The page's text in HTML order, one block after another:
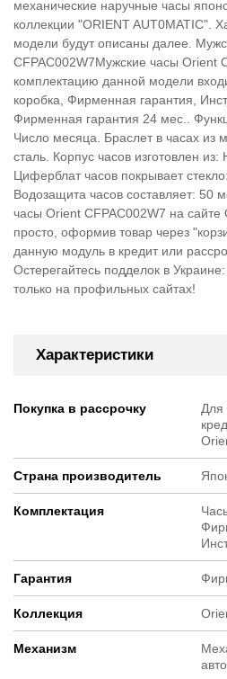
механические наручные часы
коллекции "ORIENT AUT0MATIC".
модели будут описаны далее.
CFPAC002W7Мужские часы Orient
комплектацию данной модели
коробка, Фирменная гарантия,
Фирменная гарантия 24 мес..
Число месяца. Браслет в часах
сталь. Корпус часов изготовлен
Циферблат часов покрывает
Водозащита часов составляет: 50
часы Orient CFPAC002W7 на
просто, оформив товар через
данную модуль в кредит или
Остерегайтесь подделок в
только на профильных сайтах!
Характеристики
Покупка в рассрочку
Для
Страна производитель
Комплектация
Гарантия
Коллекция
Механизм